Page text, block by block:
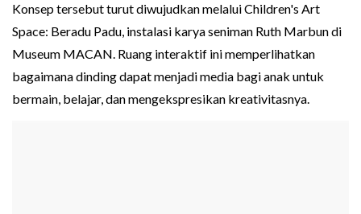
Konsep tersebut turut diwujudkan melalui Children's Art
Space: Beradu Padu, instalasi karya seniman Ruth Marbun di
Museum MACAN. Ruang interaktif ini memperlihatkan
bagaimana dinding dapat menjadi media bagi anak untuk
bermain, belajar, dan mengekspresikan kreativitasnya.